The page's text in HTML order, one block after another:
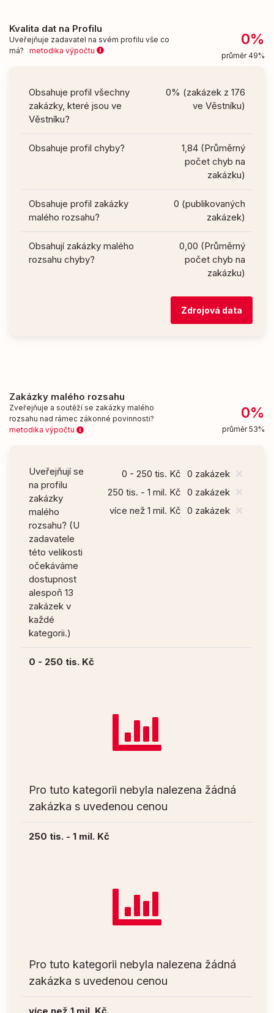
Kvalita dat na Profilu
Uveřejňuje zadavatel na svém profilu vše co
má? metodika výpočtu
0%
průměr 49%
Obsahuje profil všechny
zakázky, které jsou ve
Věstníku?
0% (zakázek z 176
ve Věstníku)
Obsahuje profil chyby?
1,84 (Průměrný
počet chyb na
zakázku)
Obsahuje profil zakázky
malého rozsahu?
0 (publikovaných
zakázek)
Obsahují zakázky malého
rozsahu chyby?
0,00 (Průměrný
počet chyb na
zakázku)
Zdrojová data
Zakázky malého rozsahu
Zveřejňuje a soutěží se zakázky malého
rozsahu nad rámec zákonné povinnosti?
metodika výpočtu
0%
průměr 53%
Uveřejňují se
na profilu
zakázky
malého
rozsahu? (U
zadavatele
této velikosti
očekáváme
dostupnost
alespoň 13
zakázek v
každé
kategorii.)
0 - 250 tis. Kč 0 zakázek
250 tis. - 1 mil. Kč 0 zakázek
více než 1 mil. Kč 0 zakázek
0 - 250 tis. Kč
Pro tuto kategorii nebyla nalezena žádná
zakázka s uvedenou cenou
250 tis. - 1 mil. Kč
Pro tuto kategorii nebyla nalezena žádná
zakázka s uvedenou cenou